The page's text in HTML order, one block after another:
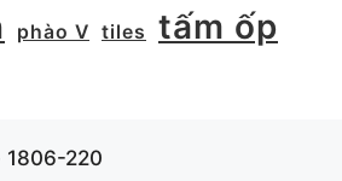
phào V tiles tấm ốp
1806-220